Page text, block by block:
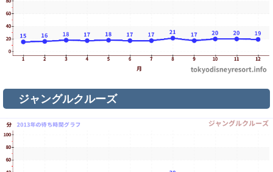
ジャングルクルーズ